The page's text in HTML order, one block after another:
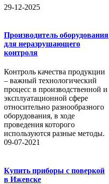
29-12-2025
Производитель оборудования
для неразрушающего
контроля
Контроль качества продукции
– важный технологический
процесс в производственной и
эксплуатационной сфере
относительно разнообразного
оборудования, в ходе
проведения которого
используются разные методы.
09-07-2021
Купить приборы с поверкой
в Ижевске